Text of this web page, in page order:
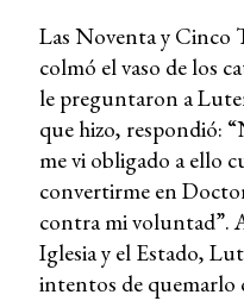
Las Noventa y Cinco
colmó el vaso de los
le preguntaron a
que hizo, respondió:
me vi obligado a ello
convertirme en
contra mi voluntad”.
Iglesia y el Estado,
intentos de quemarlo